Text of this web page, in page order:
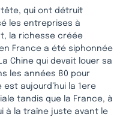
tête, qui ont détruit
les entreprises à
la richesse créée
France a été siphonnée
Chine qui devait louer sa
les années 80 pour
aujourd’hui la 1ere
tandis que la France, à
à la traîne juste avant le